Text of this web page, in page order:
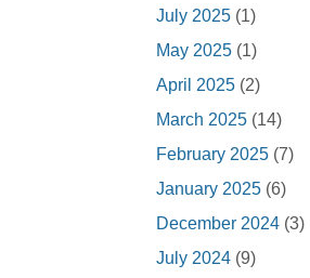
July 2025 (1)
May 2025 (1)
April 2025 (2)
March 2025 (14)
February 2025 (7)
January 2025 (6)
December 2024 (3)
July 2024 (9)